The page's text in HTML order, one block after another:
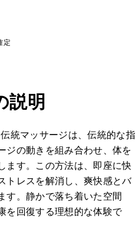
定
説明
統マッサージは、伝統的な指
ジの動きを組み合わせ、体を
ます。この方法は、即座に快
トレスを解消し、爽快感とバ
す。静かで落ち着いた空間
を回復する理想的な体験で